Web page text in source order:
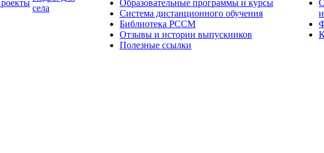
села
Образовательные программы и курсы
Система дистанционного обучения
Библиотека РССМ
Отзывы и истории выпускников
Полезные ссылки